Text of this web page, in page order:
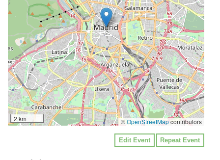
2 km ©OpenStreetMapcontributors
Edit Event Repeat Event